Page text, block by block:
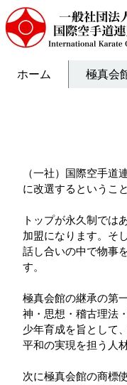
ホーム 極真会
（一社）国際空手
に改選するというこ
トップが永久制では
加盟になります。そ
話し合いの中で物事
す。
極真会館の継承の第
神・思想・稽古理法
少年育成を旨として
平和の実現を担う人
次に極真会館の商標